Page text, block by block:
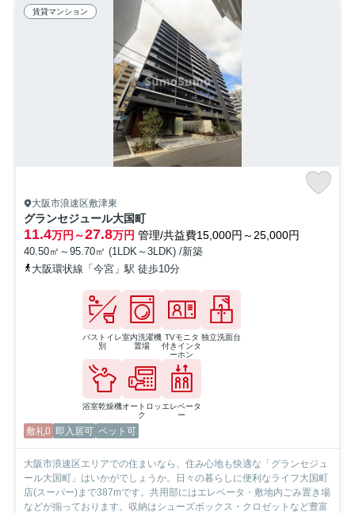
賃貸マンション
大阪市浪速区敷津東
グランセジュール大国町
11.4万円～27.8万円 管理/共益費15,000円～25,000円
40.50㎡～95.70㎡ (1LDK～3LDK) /新築
大阪環状線「今宮」駅 徒歩10分
バストイレ
別
室内洗濯機
置場
TVモニタ
付きインタ
ーホン
独立洗面台
浴室乾燥機オートロッ
ク
エレベータ
ー
敷礼0 即入居可 ペット可
大阪市浪速区エリアでの住まいなら、住み心地も快適な「グランセジュ
ール大国町」はいかがでしょうか。日々の暮らしに便利なライフ大国町
店(スーパー)まで387mです。共用部にはエレベータ・敷地内ごみ置き場
などが揃っております。収納はシューズボックス・クロゼットなど豊富